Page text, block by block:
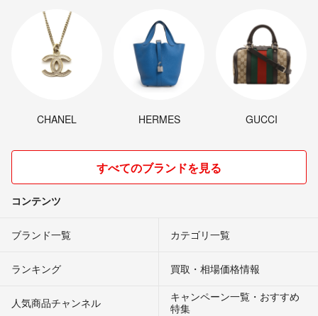
CHANEL HERMES GUCCI
すべてのブランドを見る
コンテンツ
ブランド一覧 カテゴリ一覧
ランキング 買取・相場価格情報
人気商品チャンネル
キャンペーン一覧・おすすめ
特集